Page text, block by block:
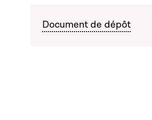
Document de dépôt